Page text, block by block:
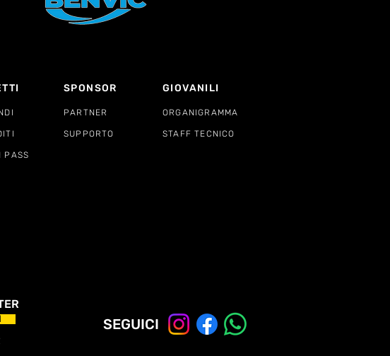
SPONSOR
PARTNER
SUPPORTO
PASS
GIOVANILI
ORGANIGRAMMA
STAFF TECNICO
SEGUICI